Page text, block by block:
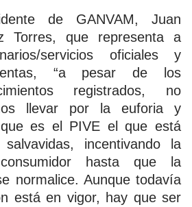
de GANVAM, Juan
Torres, que representa a
servicios oficiales y
“a pesar de los
registrados, no
llevar por la euforia y
es el PIVE el que está
incentivando la
hasta que la
normalice. Aunque todavía
está en vigor, hay que ser